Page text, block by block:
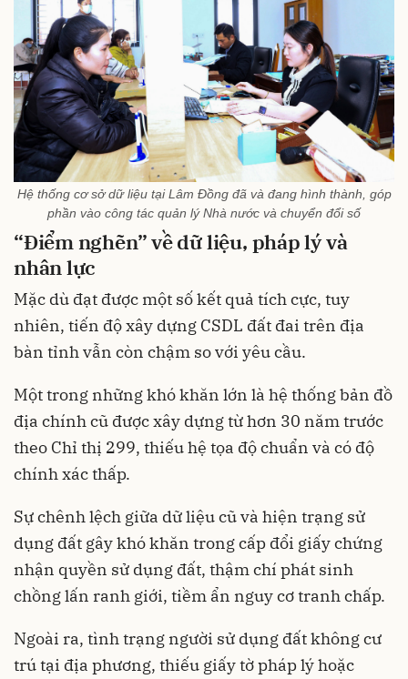
Hệ thống cơ sở dữ liệu tại Lâm Đồng đã và đang hình thành, góp
phần vào công tác quản lý Nhà nước và chuyển đổi số
“Điểm nghẽn”về dữ liệu, pháp lý và
nhân lực
Mặc dù đạt được một số kết quả tích cực, tuy
nhiên, tiến độ xây dựng CSDL đất đai trên địa
bàn tỉnh vẫn còn chậm so với yêu cầu.
Một trong những khó khăn lớn là hệ thống bản đồ
địa chính cũ được xây dựng từ hơn 30 năm trước
theo Chỉ thị 299, thiếu hệ tọa độ chuẩn và có độ
chính xác thấp.
Sự chênh lệch giữa dữ liệu cũ và hiện trạng sử
dụng đất gây khó khăn trong cấp đổi giấy chứng
nhận quyền sử dụng đất, thậm chí phát sinh
chồng lấn ranh giới, tiềm ẩn nguy cơ tranh chấp.
Ngoài ra, tình trạng người sử dụng đất không cư
trú tại địa phương, thiếu giấy tờ pháp lý hoặc